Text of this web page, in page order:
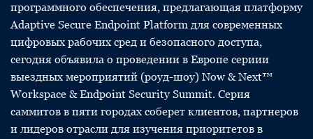
программного обеспечения, предлагающая платформу
Adaptive Secure Endpoint Platform для современных
цифровых рабочих сред и безопасного доступа,
сегодня объявила о проведении в Европе сериии
выездных мероприятий (роуд-шоу) Now & Next™
Workspace & Endpoint Security Summit. Серия
саммитов в пяти городах соберет клиентов, партнеров
и лидеров отрасли для изучения приоритетов в